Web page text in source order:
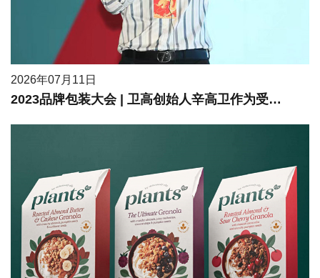
2026年07月11日
2023品牌包装大会 | 卫高创始人辛高卫作为受邀嘉宾进行现场分享